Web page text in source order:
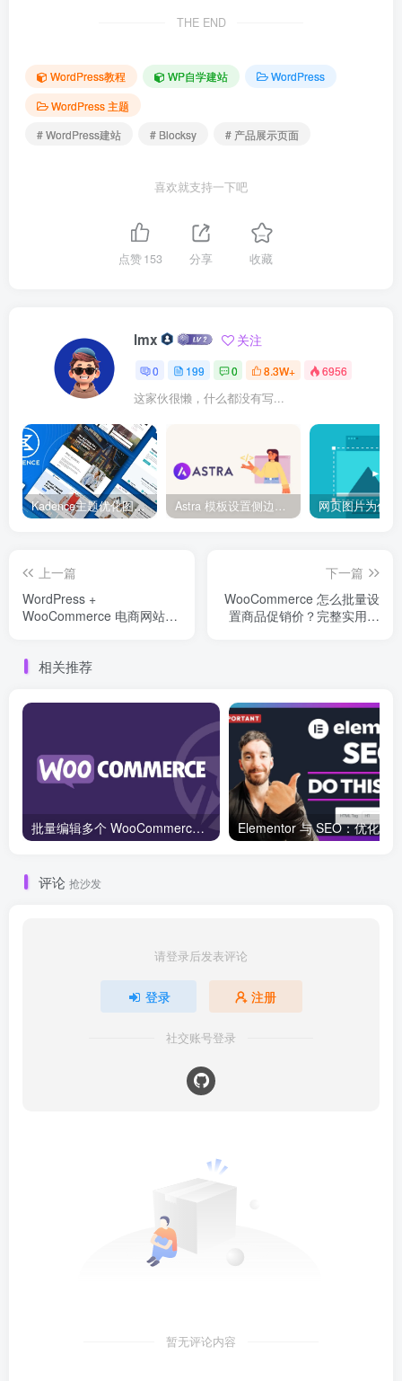
THE END
WordPress教程 WP自学建站
WordPress
WordPress 主题
# WordPress建站
# Blocksy # 产品展示页面
喜欢就支持一下吧
点赞153 分享 收藏
lmx 关注
0 199 0 8.3W+ 6956
这家伙很懒，什么都没有写...
Kadence主题优化图像加载速度完全指南：让你的站点快到超乎想象！ Astra 模板设置侧边栏与全宽页面切换
上一篇
WordPress +
WooCommerce 电商网站搭
下一篇
WooCommerce 怎么批量设
置商品促销价？完整实用指
相关推荐
批量编辑多个 WooCommerce 产品变体价格的 2 个方法？
评论 抢沙发
请登录后发表评论
登录 注册
社交账号登录
暂无评论内容